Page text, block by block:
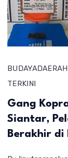
BUDAYADAERAH
TERKINI
Gang
Siantar,
Berakhir di